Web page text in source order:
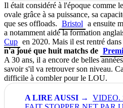
Il était considéré à l'époque comme
ovale grâce à sa puissance, sa
que ses offloads. Bristol a ensuite
a notamment aidé la formation
Cup en 2020. Mais il est rentré
n'a joué que huit matchs de
A 30 ans, il a encore de belles
savoir s'il va retrouver son niveau.
difficile à combler pour le LOU.
VIDEO.